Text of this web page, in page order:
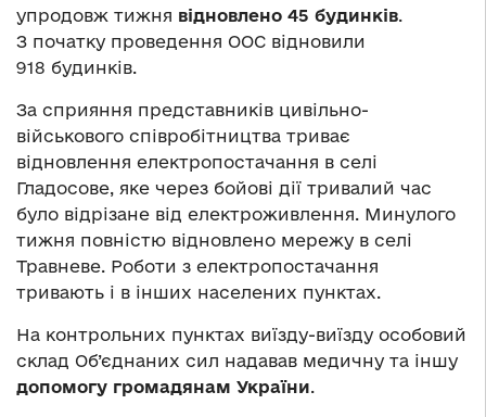
упродовж тижня відновлено 45 будинків.
З початку проведення ООС відновили
918 будинків.
За сприяння представників цивільно-
військового співробітництва триває
відновлення електропостачання в селі
Гладосове, яке через бойові дії тривалий час
було відрізане від електроживлення. Минулого
тижня повністю відновлено мережу в селі
Травневе. Роботи з електропостачання
тривають і в інших населених пунктах.
На контрольних пунктах виїзду-виїзду особовий
склад Об’єднаних сил надавав медичну та іншу
допомогу громадянам України.